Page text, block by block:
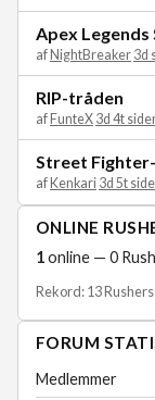
Apex
afNightBreaker 3d
RIP-tråden
af FunteX 3d 4t
Street
af Kenkari 3d 5t
ONLINE
1online — 0
Rekord: 13
FORUM
Medlemmer